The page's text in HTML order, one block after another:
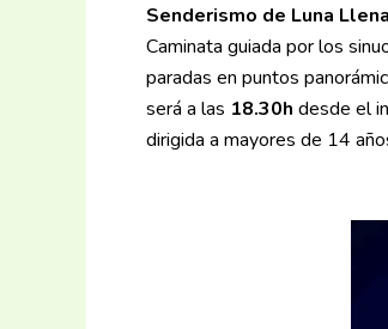
Senderismo de Luna Llena
Caminata guiada por los
paradas en puntos
será a las 18.30h desde el
dirigida a mayores de 14